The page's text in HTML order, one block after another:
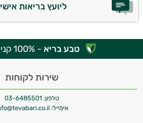
ליועץ בריאות אישי AI
טבע בריא - 100% קנייה בטוחה
שירות לקוחות
טלפון: 03-6485501
אימייל: info@tevabari.co.il